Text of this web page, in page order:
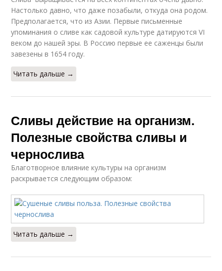
Настолько давно, что даже позабыли, откуда она родом.
Предполагается, что из Азии. Первые письменные
упоминания о сливе как садовой культуре датируются VI
веком до нашей эры. В Рос­сию первые ее саженцы были
завезены в 1654 году.
Читать дальше →
Сливы действие на организм.
Полезные свойства сливы и
чернослива
Благотворное влияние культуры на организм
раскрывается следующим образом:
Читать дальше →